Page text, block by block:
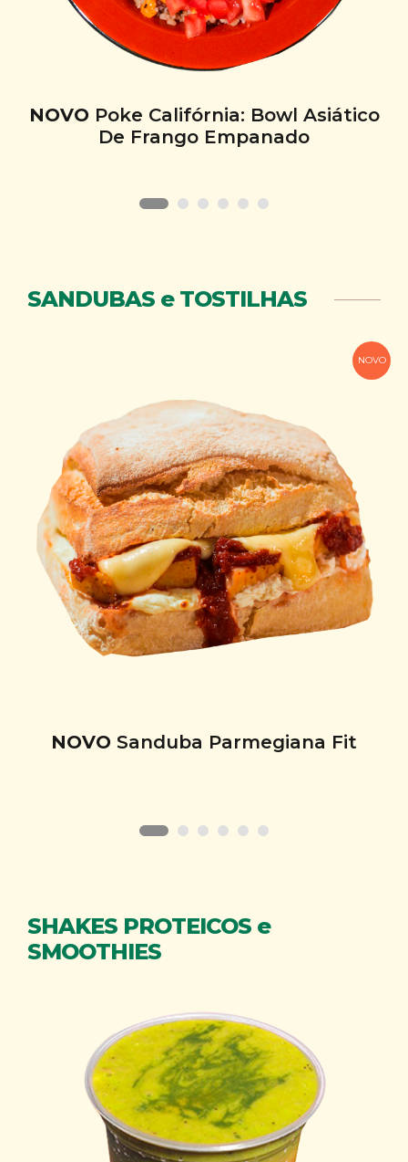
NOVOPoke Califórnia: Bowl Asiático
De Frango Empanado
SANDUBAS e TOSTILHAS
NOVO Sanduba Parmegiana Fit
NOVO
SHAKES PROTEICOS e
SMOOTHIES